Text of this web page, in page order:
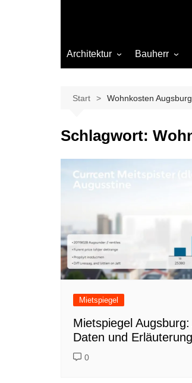
Architektur Bauherr
Beleuchtung
Materialien
Ökologisch
Start Wohnkosten Augsburg
Schlagwort:
Mietspiegel
Mietspiegel
Daten und
0